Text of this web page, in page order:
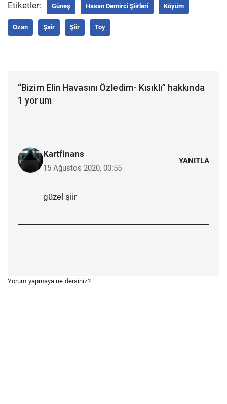
Etiketler: Güneş Hasan Demirci Şiirleri Köyüm
Ozan Şair Şiir Toy
“Bizim Elin Havasını Özledim- Kısıklı” hakkında
1 yorum
Kartfinans
15 Ağustos 2020, 00:55
YANITLA
güzel şiir
Yorum yapmaya ne dersiniz?